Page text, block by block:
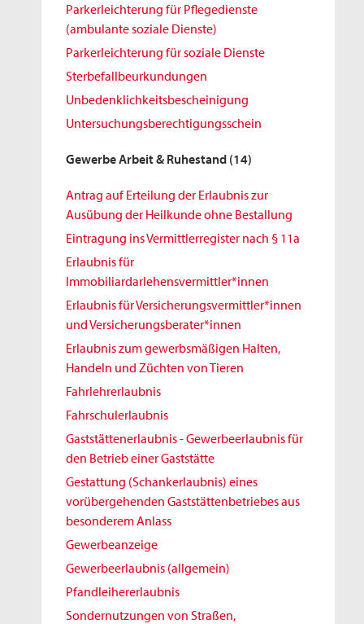
Parkerleichterung für Pflegedienste
(ambulante soziale Dienste)
Parkerleichterung für soziale Dienste
Sterbefallbeurkundungen
Unbedenklichkeitsbescheinigung
Untersuchungsberechtigungsschein
Gewerbe Arbeit & Ruhestand (14)
Antrag auf Erteilung der Erlaubnis zur
Ausübung der Heilkunde ohne Bestallung
Eintragung ins Vermittlerregister nach § 11a
Erlaubnis für
Immobiliardarlehensvermittler*innen
Erlaubnis für Versicherungsvermittler*innen
und Versicherungsberater*innen
Erlaubnis zum gewerbsmäßigen Halten,
Handeln und Züchten von Tieren
Fahrlehrerlaubnis
Fahrschulerlaubnis
Gaststättenerlaubnis - Gewerbeerlaubnis für
den Betrieb einer Gaststätte
Gestattung (Schankerlaubnis) eines
vorübergehenden Gaststättenbetriebes aus
besonderem Anlass
Gewerbeanzeige
Gewerbeerlaubnis (allgemein)
Pfandleihererlaubnis
Sondernutzungen von Straßen,